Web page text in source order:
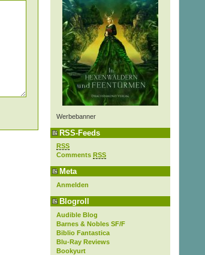
Werbebanner
RSS-Feeds
RSS
Comments RSS
Meta
Anmelden
Blogroll
Audible Blog
Barnes & Nobles SF/F
Biblio Fantastica
Blu-Ray Reviews
Bookyurt